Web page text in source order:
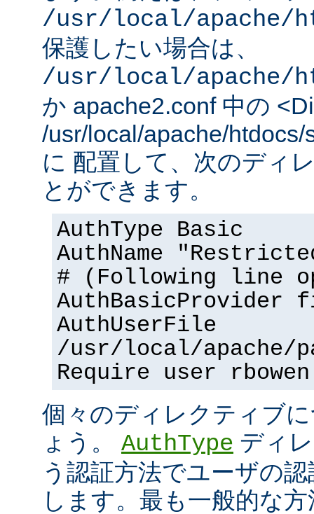
/usr/local/apache/
保護したい場合は、
/usr/local/apache/
か apache2.conf 中の
/usr/local/apache/
に 配置して、次のディ
とができます。
AuthType Basic
AuthName
# (Following line
AuthBasicProvider
AuthUserFile
/usr/local/apache/
Require user rbowen
個々のディレクティブ
ょう。 AuthType ディ
う認証方法でユーザの
します。最も一般的な